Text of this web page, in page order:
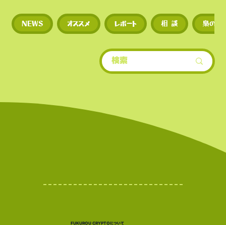
◼︎新規トークンや草コイ
期に上場するため、投資
多い。
​• 世界的にもトップクラ
• 新規トークンや草コイ
期に上場するため、投資
世界的にもトップクラ世
NEWS オススメ レポート 相 談 梟のひ
FUKUROU CRYPTOについて